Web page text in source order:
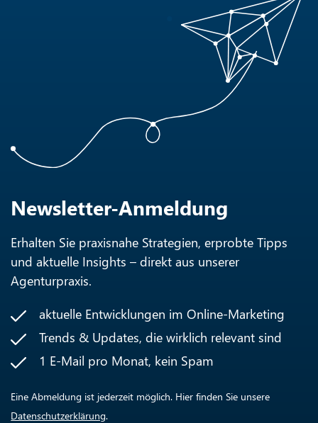
Newsletter-Anmeldung
Erhalten Sie praxisnahe Strategien, erprobte Tipps
und aktuelle Insights – direkt aus unserer
Agenturpraxis.
aktuelle Entwicklungen im Online-Marketing
Trends & Updates, die wirklich relevant sind
1 E-Mail pro Monat, kein Spam
Eine Abmeldung ist jederzeit möglich. Hier finden Sie unsere
Datenschutzerklärung.